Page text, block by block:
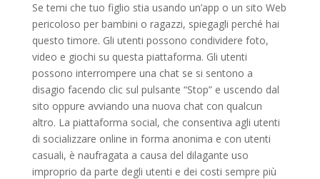
Se temi che tuo figlio stia usando un’app o un sito Web
pericoloso per bambini o ragazzi, spiegagli perché hai
questo timore. Gli utenti possono condividere foto,
video e giochi su questa piattaforma. Gli utenti
possono interrompere una chat se si sentono a
disagio facendo clic sul pulsante “Stop” e uscendo dal
sito oppure avviando una nuova chat con qualcun
altro. La piattaforma social, che consentiva agli utenti
di socializzare online in forma anonima e con utenti
casuali, è naufragata a causa del dilagante uso
improprio da parte degli utenti e dei costi sempre più